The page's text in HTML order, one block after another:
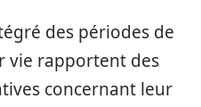
des périodes de
vie rapportent des
concernant leur